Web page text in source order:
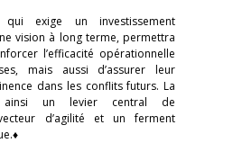
exige un investissement
vision à long terme, permettra
l’efficacité opérationnelle
mais aussi d’assurer leur
dans les conflits futurs. La
ainsi un levier central de
d’agilité et un ferment